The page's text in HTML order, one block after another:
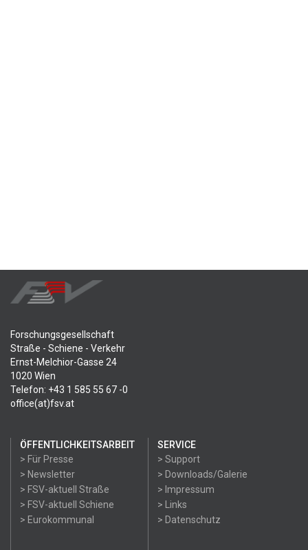
Forschungsgesellschaft
Straße - Schiene - Verkehr
Ernst-Melchior-Gasse 24
1020 Wien
Telefon: +43 1 585 55 67 -0
office(at)fsv.at
ÖFFENTLICHKEITSARBEIT
> Für Presse
> Newsletter
> FSV-aktuell Straße
> FSV-aktuell Schiene
> Eurokommunal
SERVICE
> Support
> Downloads/Galerie
> Impressum
> Links
> Datenschutz